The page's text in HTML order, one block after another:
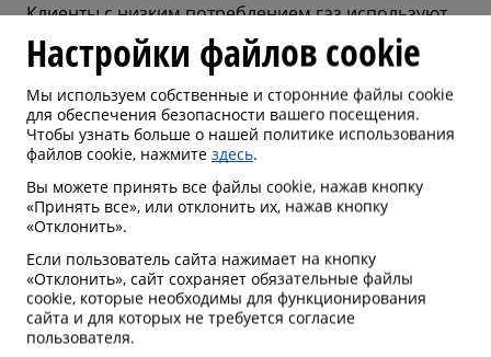
Клиенты с низким потреблением газ используют
баллоны, благодаря их мобильности. Широкий
выбор типов газа и размеров баллонов позволяет
клиентам достичь своих целей в своем бизнесе.
Промышленные клиенты, а также клиенты из
пищевой промышленности и медицины
используют газовые баллоны и моноблоки в
качестве основного варианта поставки.
БАЛЛОНЫ
Настройки файлов cookie
Мы используем собственные и сторонние файлы cookie
для обеспечения безопасности вашего посещения.
Чтобы узнать больше о нашей политике использования
файлов cookie, нажмите здесь.
Вы можете принять все файлы cookie, нажав кнопку
«Принять все», или отклонить их, нажав кнопку
«Отклонить».
Если пользователь сайта нажимает на кнопку
«Отклонить», сайт сохраняет обязательные файлы
cookie, которые необходимы для функционирования
сайта и для которых не требуется согласие
пользователя.